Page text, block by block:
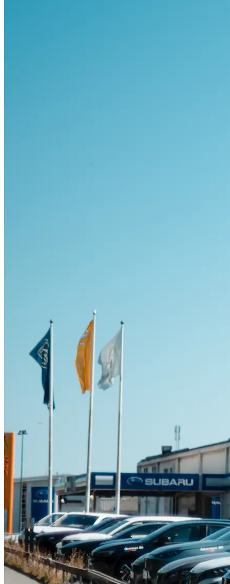
Suzuki
Leapmotor
Tillbehör & reservdelar